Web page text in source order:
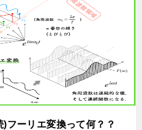
)フーリエ変換って何？？